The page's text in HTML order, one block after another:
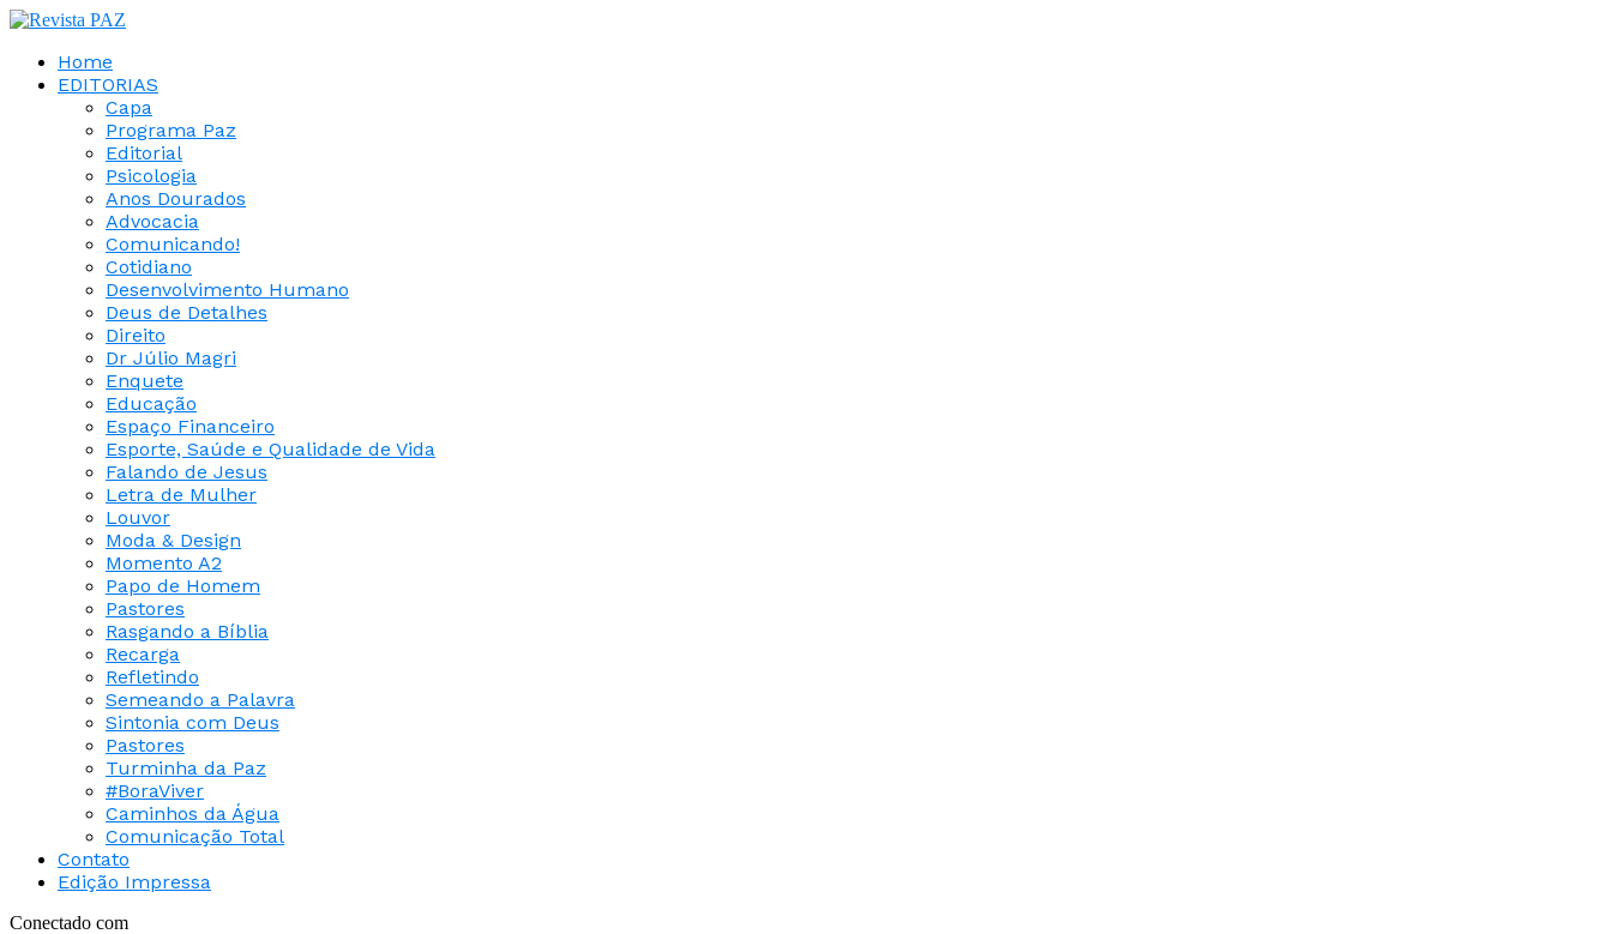
Home
EDITORIAS
Capa
Programa Paz
Editorial
Psicologia
Anos Dourados
Advocacia
Comunicando!
Cotidiano
Desenvolvimento Humano
Deus de Detalhes
Direito
Dr Júlio Magri
Enquete
Educação
Espaço Financeiro
Esporte, Saúde e Qualidade de Vida
Falando de Jesus
Letra de Mulher
Louvor
Moda & Design
Momento A2
Papo de Homem
Pastores
Rasgando a Bíblia
Recarga
Refletindo
Semeando a Palavra
Sintonia com Deus
Pastores
Turminha da Paz
#BoraViver
Caminhos da Água
Comunicação Total
Contato
Edição Impressa
Conectado com